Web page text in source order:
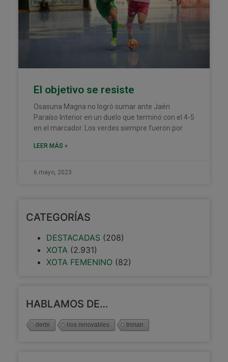
El objetivo se resiste
Osasuna Magna no logró sumar ante Jaén
Paraíso Interior en un duelo que terminó con el 4-5
en el marcador. Los verdes siempre fueron por
LEER MÁS »
6 mayo, 2023
CATEGORÍAS
DESTACADAS (208)
XOTA(2.931)
XOTA FEMENINO (82)
HABLAMOS DE…
derbi rios renovables triman